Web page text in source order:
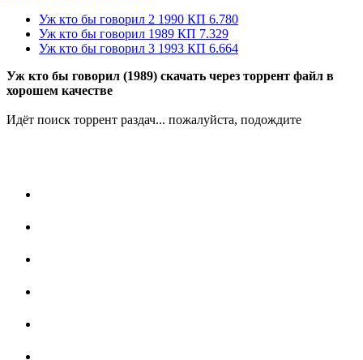
Уж кто бы говорил 2 1990 КП 6.780
Уж кто бы говорил 1989 КП 7.329
Уж кто бы говорил 3 1993 КП 6.664
Уж кто бы говорил (1989) скачать через торрент файл в
хорошем качестве
Идёт поиск торрент раздач... пожалуйста, подождите